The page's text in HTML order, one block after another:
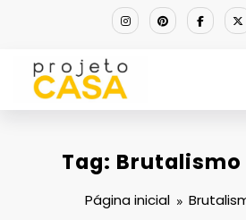
Tag:
Página inicial